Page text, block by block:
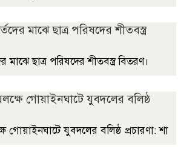
মাঝে ছাত্র পরিষদের শীতবস্ত্র বিতরণ।
গোয়াইনঘাটে যুবদলের বলিষ্ঠ প্রচারণা: শা